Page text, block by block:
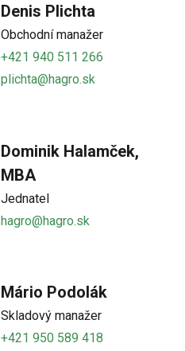
Denis Plichta
Obchodní manažer
+421 940 511 266
plichta@hagro.sk
Dominik Halamček,
MBA
Jednatel
hagro@hagro.sk
Mário Podolák
Skladový manažer
+421 950 589 418